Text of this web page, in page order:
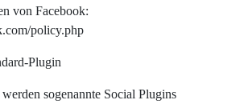
von Facebook:
policy.php
Plugin
sogenannte Social Plugins